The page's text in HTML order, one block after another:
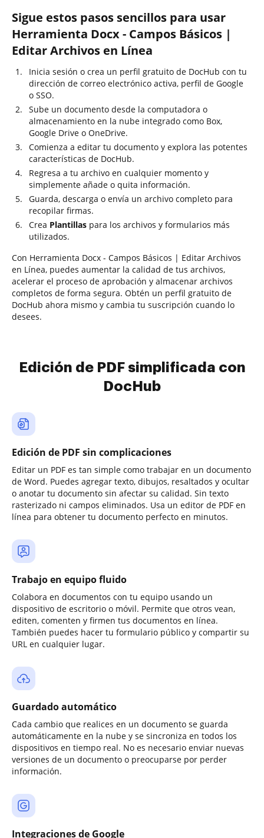
Sigue estos pasos sencillos para usar
Herramienta Docx - Campos Básicos |
Editar Archivos en Línea
Inicia sesión o crea un perfil gratuito de DocHub con tu
dirección de correo electrónico activa, perfil de Google
o SSO.
Sube un documento desde la computadora o
almacenamiento en la nube integrado como Box,
Google Drive o OneDrive.
Comienza a editar tu documento y explora las potentes
características de DocHub.
Regresa a tu archivo en cualquier momento y
simplemente añade o quita información.
Guarda, descarga o envía un archivo completo para
recopilar firmas.
Crea Plantillas para los archivos y formularios más
utilizados.
Con Herramienta Docx - Campos Básicos | Editar Archivos
en Línea, puedes aumentar la calidad de tus archivos,
acelerar el proceso de aprobación y almacenar archivos
completos de forma segura. Obtén un perfil gratuito de
DocHub ahora mismo y cambia tu suscripción cuando lo
desees.
Edición de PDF simplificada con
DocHub
Edición de PDF sin complicaciones
Editar un PDF es tan simple como trabajar en un documento
de Word. Puedes agregar texto, dibujos, resaltados y ocultar
o anotar tu documento sin afectar su calidad. Sin texto
rasterizado ni campos eliminados. Usa un editor de PDF en
línea para obtener tu documento perfecto en minutos.
Trabajo en equipo fluido
Colabora en documentos con tu equipo usando un
dispositivo de escritorio o móvil. Permite que otros vean,
editen, comenten y firmen tus documentos en línea.
También puedes hacer tu formulario público y compartir su
URL en cualquier lugar.
Guardado automático
Cada cambio que realices en un documento se guarda
automáticamente en la nube y se sincroniza en todos los
dispositivos en tiempo real. No es necesario enviar nuevas
versiones de un documento o preocuparse por perder
información.
Integraciones de Google